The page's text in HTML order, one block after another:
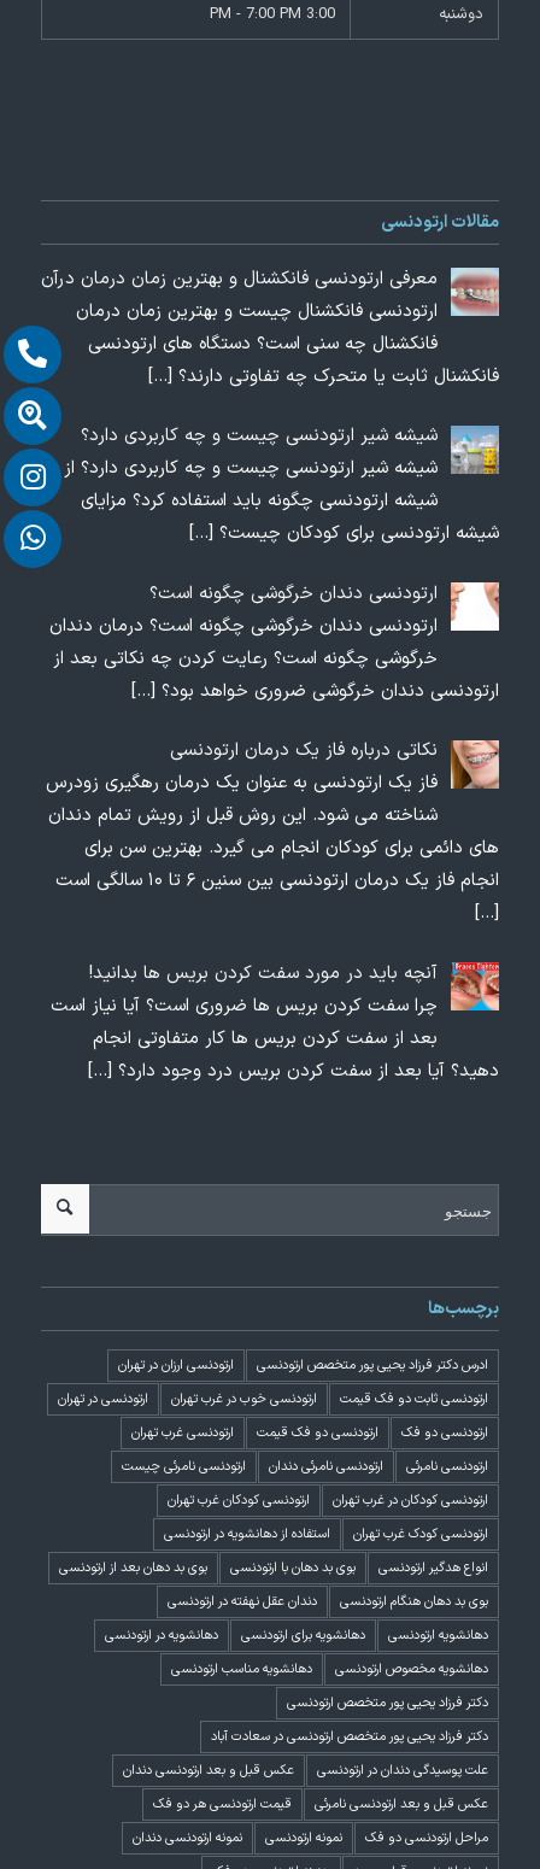
دوشنبه
3:00 PM - 7:00 PM
مقالات ارتودنسی
معرفی ارتودنسی فانکشنال و بهترین زمان درمان درآن
ارتودنسی فانکشنال چیست و بهترین زمان درمان
فانکشنال چه سنی است؟ دستگاه های ارتودنسی
فانکشنال ثابت یا متحرک چه تفاوتی دارند؟[…]
شیشه شیر ارتودنسی چیست و چه کاربردی دارد؟
شیشه شیر ارتودنسی چیست و چه کاربردی دارد؟ از
شیشه ارتودنسی چگونه باید استفاده کرد؟ مزایای
شیشه ارتودنسی برای کودکان چیست؟[…]
ارتودنسی دندان خرگوشی چگونه است؟
ارتودنسی دندان خرگوشی چگونه است؟ درمان دندان
خرگوشی چگونه است؟ رعایت کردن چه نکاتی بعد از
ارتودنسی دندان خرگوشی ضروری خواهد بود؟[…]
نکاتی درباره فاز یک درمان ارتودنسی
فاز یک ارتودنسی به عنوان یک درمان رهگیری زودرس
شناخته می شود. این روش قبل از رویش تمام دندان
های دائمی برای کودکان انجام می گیرد. بهترین سن برای
انجام فاز یک درمان ارتودنسی بین سنین ۶ تا ۱۰ سالگی است
[…]
آنچه باید در مورد سفت کردن بریس ها بدانید!
چرا سفت کردن بریس ها ضروری است؟ آیا نیاز است
بعد از سفت کردن بریس ها کار متفاوتی انجام
دهید؟ آیا بعد از سفت کردن بریس درد وجود دارد؟[…]
برچسب‌ها
ادرس دکتر فرزاد یحیی پور متخصص ارتودنسی
ارتودنسی ارزان در تهران
ارتودنسی ثابت دو فک قیمت
ارتودنسی خوب در غرب تهران
ارتودنسی در تهران
ارتودنسی دو فک
ارتودنسی دو فک قیمت
ارتودنسی غرب تهران
ارتودنسی نامرئی
ارتودنسی نامرئی دندان
ارتودنسی نامرئی چیست
ارتودنسی کودکان در غرب تهران
ارتودنسی کودکان غرب تهران
ارتودنسی کودک غرب تهران
استفاده از دهانشویه در ارتودنسی
انواع هدگیر ارتودنسی
بوی بد دهان با ارتودنسی
بوی بد دهان بعد از ارتودنسی
بوی بد دهان هنگام ارتودنسی
دندان عقل نهفته در ارتودنسی
دهانشویه ارتودنسی
دهانشویه برای ارتودنسی
دهانشویه در ارتودنسی
دهانشویه مخصوص ارتودنسی
دهانشویه مناسب ارتودنسی
دکتر فرزاد یحیی پور متخصص ارتودنسی
دکتر فرزاد یحیی پور متخصص ارتودنسی در سعادت آباد
علت پوسیدگی دندان در ارتودنسی
عکس قبل و بعد ارتودنسی دندان
عکس قبل و بعد ارتودنسی نامرئی
قیمت ارتودنسی هر دو فک
مراحل ارتودنسی دو فک
نمونه ارتودنسی
نمونه ارتودنسی دندان